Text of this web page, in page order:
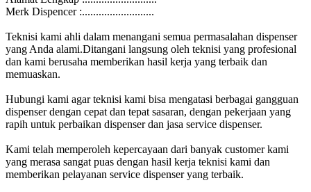
Merk Dispencer :..........................
Teknisi kami ahli dalam menangani semua permasalahan dispenser
yang Anda alami.Ditangani langsung oleh teknisi yang profesional
dan kami berusaha memberikan hasil kerja yang terbaik dan
memuaskan.
Hubungi kami agar teknisi kami bisa mengatasi berbagai gangguan
dispenser dengan cepat dan tepat sasaran, dengan pekerjaan yang
rapih untuk perbaikan dispenser dan jasa service dispenser.
Kami telah memperoleh kepercayaan dari banyak customer kami
yang merasa sangat puas dengan hasil kerja teknisi kami dan
memberikan pelayanan service dispenser yang terbaik.